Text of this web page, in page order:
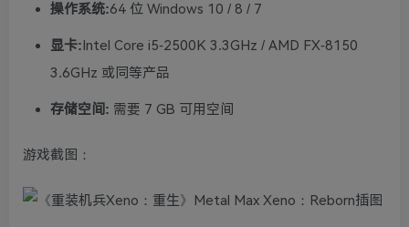
操作系统:64 位 Windows 10 / 8 / 7
显卡:Intel Core i5-2500K 3.3GHz / AMD FX-8150
3.6GHz 或同等产品
存储空间: 需要 7 GB 可用空间
游戏截图：